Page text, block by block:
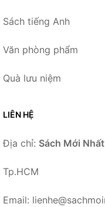
Sách tiếng Anh
Văn phòng phẩm
Quà lưu niệm
LIÊN HỆ
Địa chỉ: Sách Mới Nhất
Tp.HCM
Email: